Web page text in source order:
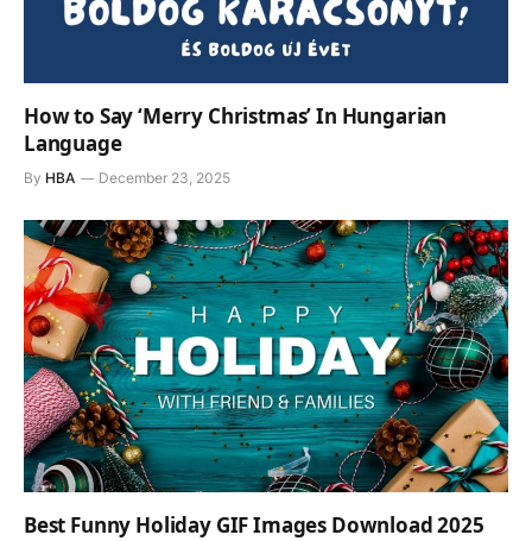
How to Say ‘Merry Christmas’ In Hungarian
Language
By HBA December 23, 2025
Best Funny Holiday GIF Images Download 2025